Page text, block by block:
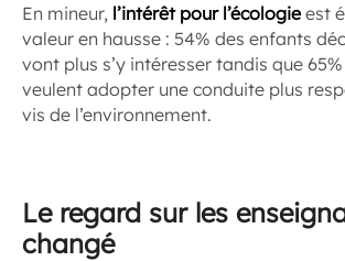
En mineur, l’intérêt pour l’écologieest
valeur en hausse : 54% des enfants
vont plus s’y intéresser tandis que
veulent adopter une conduite plus
vis de l’environnement.
Le regard sur les
changé